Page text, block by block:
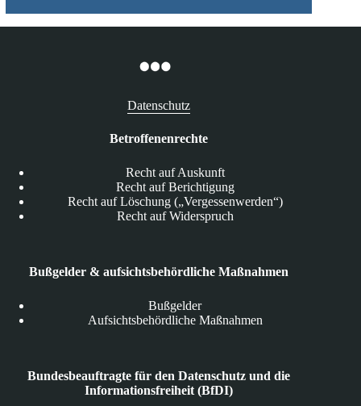
Datenschutz
Betroffenenrechte
Recht auf Auskunft
Recht auf Berichtigung
Recht auf Löschung („Vergessenwerden“)
Recht auf Widerspruch
Bußgelder & aufsichtsbehördliche Maßnahmen
Bußgelder
Aufsichtsbehördliche Maßnahmen
Bundesbeauftragte für den Datenschutz und die
Informationsfreiheit (BfDI)